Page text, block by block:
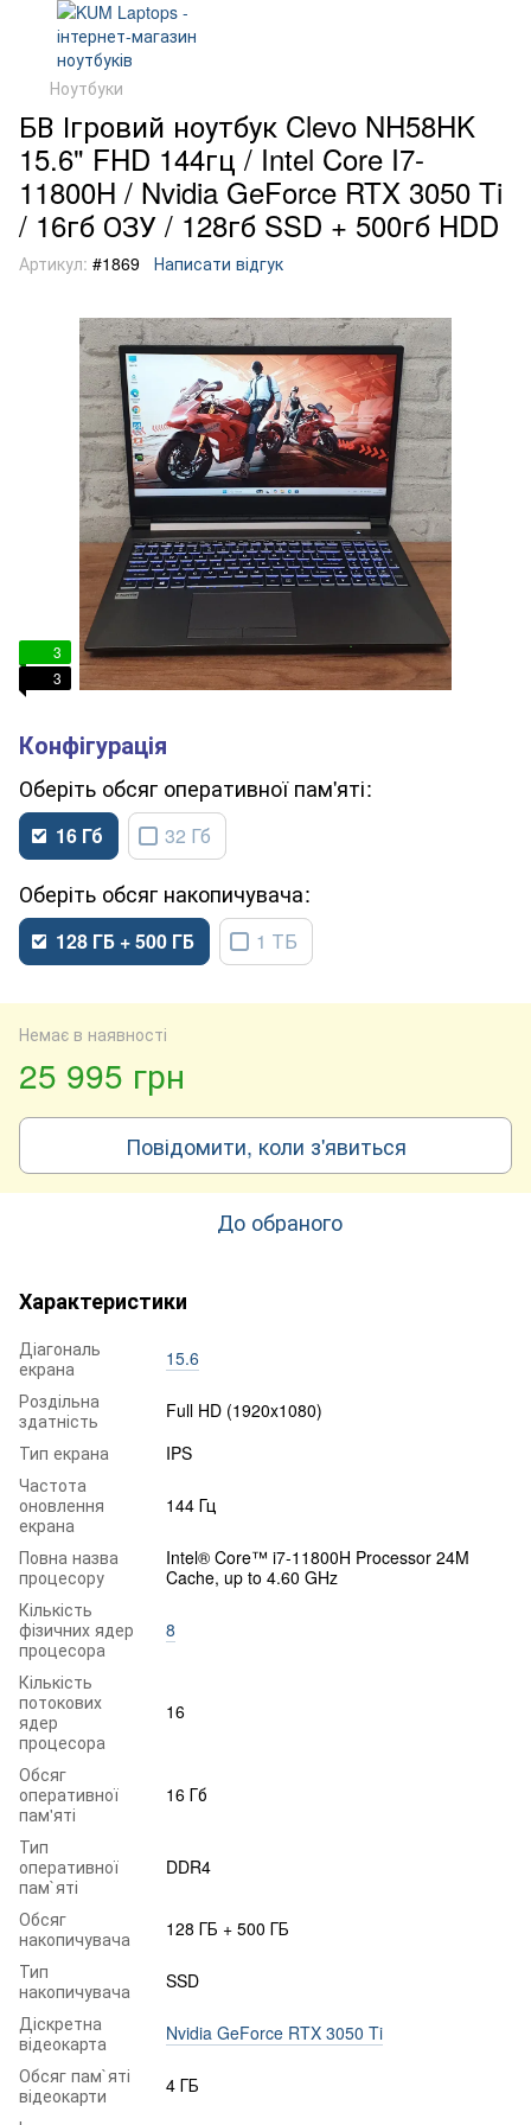
Ноутбуки
БВ Ігровий ноутбук Clevo NH58HK
15.6" FHD 144гц / Intel Core I7-
11800H / Nvidia GeForce RTX 3050 Ti
/ 16гб ОЗУ / 128гб SSD + 500гб HDD
Артикул: #1869 Написати відгук
3
3
обсяг оперативної пам'яті
16 Гб 32 Гб
обсяг накопичувача
128 ГБ + 500 ГБ 1 ТБ
Немає в наявності
25 995 грн
Повідомити, коли з'явиться
До обраного
Характеристики
Діагональ
екрана
15.6
Роздільна
здатність
Full HD (1920x1080)
Тип екрана
IPS
Частота
оновлення
екрана
144 Гц
Повна назва
процесору
Intel® Core™ i7-11800H Processor 24M
Cache, up to 4.60 GHz
Кількість
фізичних ядер
процесора
8
Кількість
потокових
ядер
процесора
16
Обсяг
оперативної
пам'яті
16 Гб
Тип
оперативної
пам`яті
DDR4
Обсяг
накопичувача
128 ГБ + 500 ГБ
Тип
накопичувача
SSD
Діскретна
відеокарта
Nvidia GeForce RTX 3050 Ti
Обсяг пам`яті
відеокарти
4 ГБ